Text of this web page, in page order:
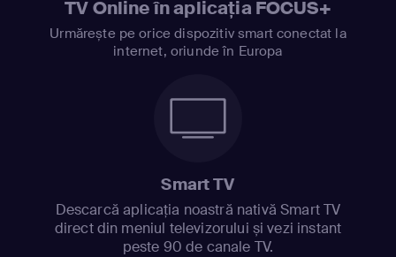
TV Online în aplicația FOCUS+
Urmărește pe orice dispozitiv smart conectat la
internet, oriunde în Europa
Smart TV
Descarcă aplicația noastră nativă Smart TV
direct din meniul televizorului și vezi instant
peste 90 de canale TV.